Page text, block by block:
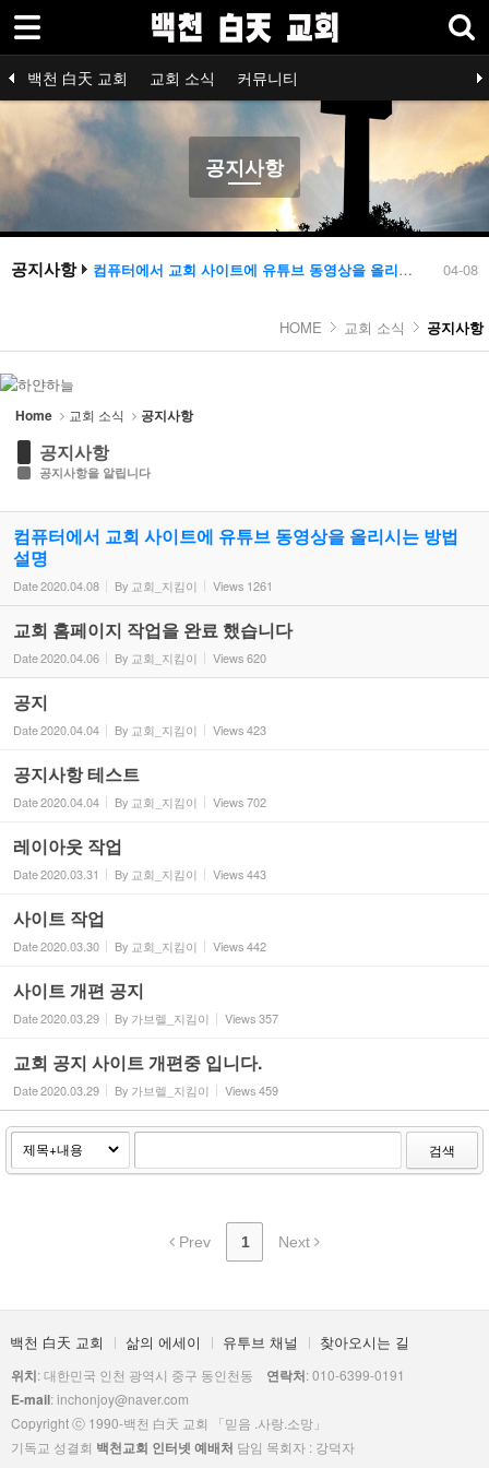
백천 白天 교회 교회 소식 커뮤니티
공지사항 최근소식 교회예배 기독교 소식 은혜와 찬양
신학 /종교 /철학 / 장년회 자유게시판
공지사항
공지사항 04-08
컴퓨터에서 교회 사이트에 유튜브 동영상을 올리시는 방법 설명
04-04
1
03-31
레이아웃 작업
HOME 교회 소식 공지사항
Home 교회 소식 공지사항
공지사항
공지사항을 알립니다
컴퓨터에서 교회 사이트에 유튜브 동영상을 올리시는 방법
설명
Date2020.04.08 By 교회_지킴이 Views 1261
교회 홈페이지 작업을 완료 했습니다
Date2020.04.06 By 교회_지킴이 Views620
공지
Date2020.04.04 By 교회_지킴이 Views423
공지사항 테스트
Date2020.04.04 By 교회_지킴이 Views702
레이아웃 작업
Date2020.03.31 By 교회_지킴이 Views443
사이트 작업
Date2020.03.30 By 교회_지킴이 Views442
사이트 개편 공지
Date2020.03.29 By 가브렐_지킴이 Views357
교회 공지 사이트 개편중 입니다.
Date2020.03.29 By 가브렐_지킴이 Views459
검색
Prev 1 Next
백천 白天 교회 삶의 에세이 유투브 채널 찾아오시는 길
위치: 대한민국 인천 광역시 중구 동인천동 연락처: 010-6399-0191
E-mail: inchonjoy@naver.com
Copyright ⓒ 1990-백천 白天 교회 「믿음 .사랑.소망」
기독교 성결회 백천교회 인터넷 예배처 담임 목회자 : 강덕자
로그인 회원가입
백천 白天 교회
교회 소식
- 공지사항
- 최근소식
- ™삶-에세이
커뮤니티
Sketchbook5, 스케치북5
Sketchbook5, 스케치북5